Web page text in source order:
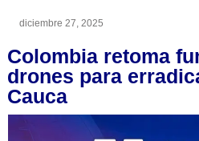
diciembre 27, 2025
Colombia retoma
drones para
Cauca